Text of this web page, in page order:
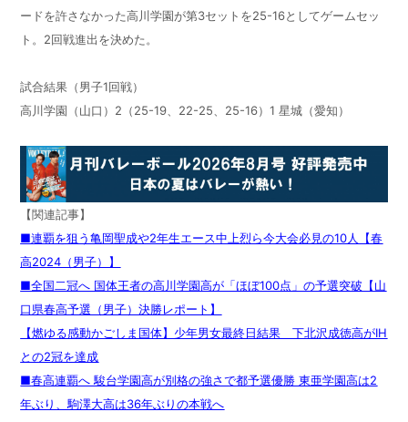
ードを許さなかった高川学園が第3セットを25-16としてゲームセッ
ト。2回戦進出を決めた。
試合結果（男子1回戦）
高川学園（山口）2（25-19、22-25、25-16）1 星城（愛知）
【関連記事】
■連覇を狙う亀岡聖成や2年生エース中上烈ら今大会必見の10人【春
高2024（男子）】
■全国二冠へ 国体王者の高川学園高が「ほぼ100点」の予選突破【山
口県春高予選（男子）決勝レポート】
【燃ゆる感動かごしま国体】少年男女最終日結果 下北沢成徳高がIH
との2冠を達成
■春高連覇へ 駿台学園高が別格の強さで都予選優勝 東亜学園高は2
年ぶり、駒澤大高は36年ぶりの本戦へ